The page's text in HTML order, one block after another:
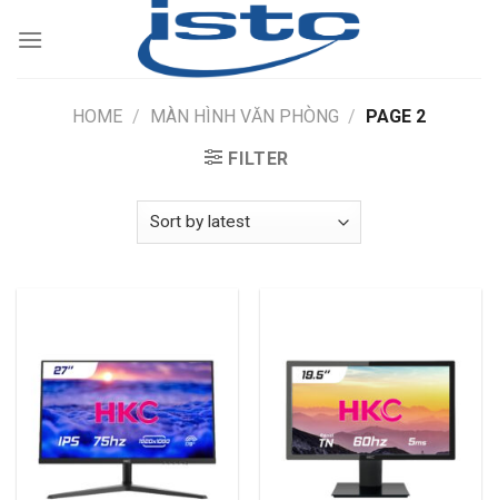
HOME / MÀN HÌNH VĂN PHÒNG / PAGE 2
FILTER